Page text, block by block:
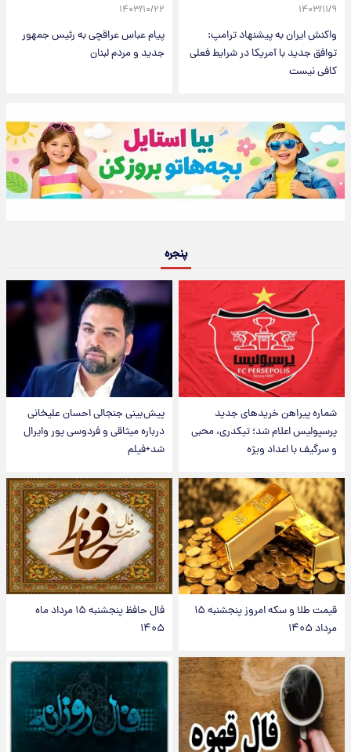
۱۴۰۳/۱۱/۹
واکنش ایران به پیشنهاد ترامپ:
توافق جدید با آمریکا در شرایط فعلی
کافی نیست
۱۴۰۳/۱۰/۲۲
پیام عباس عراقچی به رئیس جمهور
جدید و مردم لبنان
پنجره
شماره پیراهن خریدهای جدید
پرسپولیس اعلام شد؛ تیکدری، محبی
و سرگیف با اعداد ویژه
پیش‌بینی جنجالی احسان علیخانی
درباره میثاقی و فردوسی پور وایرال
شد+فیلم
قیمت طلا و سکه امروز پنجشنبه ۱۵
مرداد ۱۴۰۵
فال حافظ پنجشنبه ۱۵ مرداد ماه
۱۴۰۵